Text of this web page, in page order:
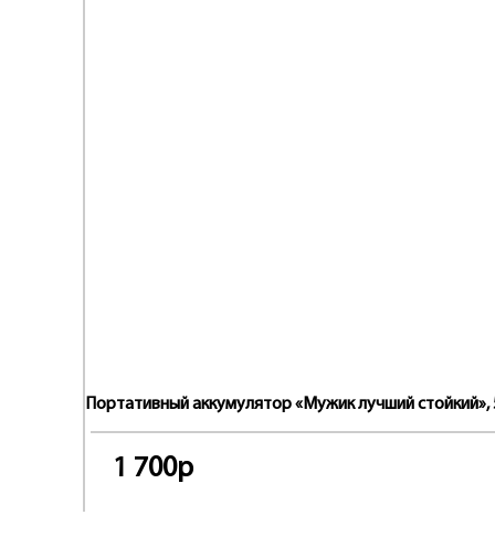
Портативный аккумулятор «Мужик лучший стойкий»,
1 700р